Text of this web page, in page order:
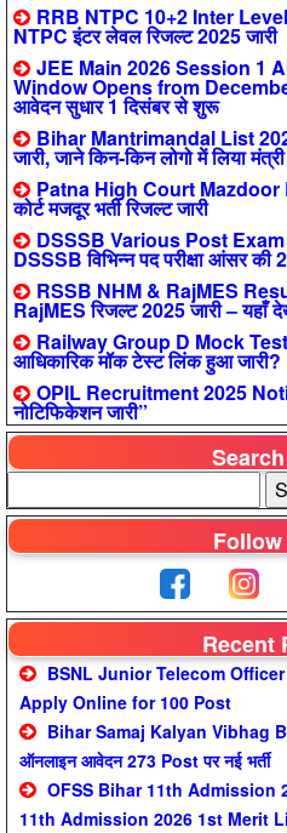
RRB NTPC 10+2 Inter
NTPC इंटर लेवल रिजल्ट 2025 जारी
JEE Main 2026 Session 1
Window Opens from
आवेदन सुधार 1 दिसंबर से शुरू
Bihar Mantrimandal List
जारी, जाने किन-किन लोगो में लिया
Patna High Court Mazdoor
कोर्ट मजदूर भर्ती रिजल्ट जारी
DSSSB Various Post
DSSSB विभिन्न पद परीक्षा आंसर
RSSB NHM & RajMES
RajMES रिजल्ट 2025 जारी – यहाँ
Railway Group D Mock
आधिकारिक मॉक टेस्ट लिंक हुआ जारी?
OPIL Recruitment 2025
नोटिफिकेशन जारी”
Recent
BSNL Junior Telecom
Apply Online for 100 Post
Bihar Samaj Kalyan Vibhag
ऑनलाइन आवेदन 273 Post पर नई भर्ती
OFSS Bihar 11th Admission
11th Admission 2026 1st Merit